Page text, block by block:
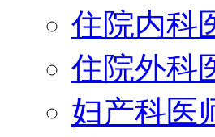
住院内科
住院外科
妇产科医